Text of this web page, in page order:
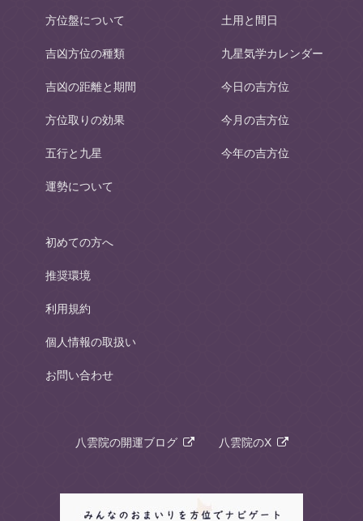
方位盤について
吉凶方位の種類
吉凶の距離と期間
方位取りの効果
五行と九星
運勢について
土用と間日
九星気学カレンダー
今日の吉方位
今月の吉方位
今年の吉方位
初めての方へ
推奨環境
利用規約
個人情報の取扱い
お問い合わせ
八雲院の開運ブログ 八雲院のX